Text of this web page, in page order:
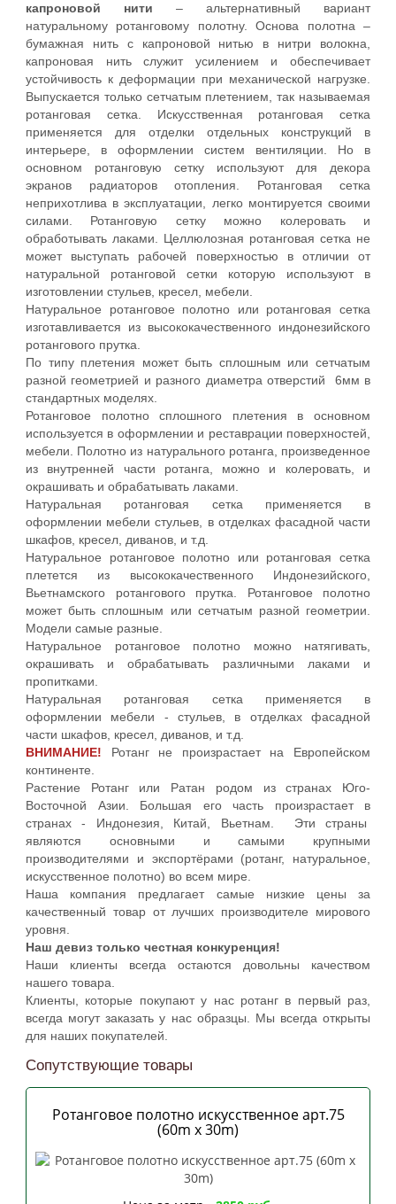
капроновой нити – альтернативный вариант
натуральному ротанговому полотну. Основа полотна –
бумажная нить с капроновой нитью в нитри волокна,
капроновая нить служит усилением и обеспечивает
устойчивость к деформации при механической нагрузке.
Выпускается только сетчатым плетением, так называемая
ротанговая сетка. Искусственная ротанговая сетка
применяется для отделки отдельных конструкций в
интерьере, в оформлении систем вентиляции. Но в
основном ротанговую сетку используют для декора
экранов радиаторов отопления. Ротанговая сетка
неприхотлива в эксплуатации, легко монтируется своими
силами. Ротанговую сетку можно колеровать и
обработывать лаками. Целлюлозная ротанговая сетка не
может выступать рабочей поверхностью в отличии от
натуральной ротанговой сетки которую используют в
изготовлении стульев, кресел, мебели.
Натуральное ротанговое полотно или ротанговая сетка
изготавливается из высококачественного индонезийского
ротангового прутка.
По типу плетения может быть сплошным или сетчатым
разной геометрией и разного диаметра отверстий 6мм в
стандартных моделях.
Ротанговое полотно сплошного плетения в основном
используется в оформлении и реставрации поверхностей,
мебели. Полотно из натурального ротанга, произведенное
из внутренней части ротанга, можно и колеровать, и
окрашивать и обрабатывать лаками.
Натуральная ротанговая сетка применяется в
оформлении мебели стульев, в отделках фасадной части
шкафов, кресел, диванов, и т.д.
Натуральное ротанговое полотно или ротанговая сетка
плетется из высококачественного Индонезийского,
Вьетнамского ротангового прутка. Ротанговое полотно
может быть сплошным или сетчатым разной геометрии.
Модели самые разные.
Натуральное ротанговое полотно можно натягивать,
окрашивать и обрабатывать различными лаками и
пропитками.
Натуральная ротанговая сетка применяется в
оформлении мебели - стульев, в отделках фасадной
части шкафов, кресел, диванов, и т.д.
ВНИМАНИЕ!
Ротанг не произрастает на Европейском
континенте.
Растение Ротанг или Ратан родом из странах Юго-
Восточной Азии. Большая его часть произрастает в
странах - Индонезия, Китай, Вьетнам. Эти страны
являются основными и самыми крупными
производителями и экспортёрами (ротанг, натуральное,
искусственное полотно) во всем мире.
Наша компания предлагает самые низкие цены за
качественный товар от лучших производителе мирового
уровня.
Наш девиз только честная конкуренция!
Наши клиенты всегда остаются довольны качеством
нашего товара.
Клиенты, которые покупают у нас ротанг в первый раз,
всегда могут заказать у нас образцы. Мы всегда открыты
для наших покупателей.
Сопутствующие товары
Ротанговое полотно искусственное арт.75
(60m x 30m)